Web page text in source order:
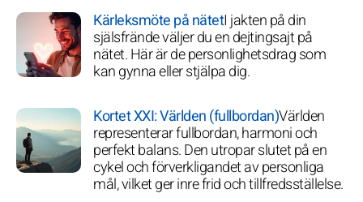
Kärleksmöte på nätetI jakten på din
själsfrände väljer du en dejtingsajt på
nätet. Här är de personlighetsdrag som
kan gynna eller stjälpa dig.
Kortet XXI: Världen (fullbordan)Världen
representerar fullbordan, harmoni och
perfekt balans. Den utropar slutet på en
cykel och förverkligandet av personliga
mål, vilket ger inre frid och tillfredsställelse.